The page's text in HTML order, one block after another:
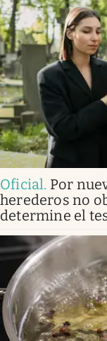
Oficial. Por
herederos no
determine el